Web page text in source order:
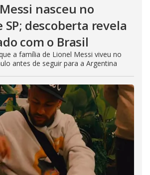
nasceu no
descoberta revela
com o Brasil
a família de Lionel Messi viveu no
antes de seguir para a Argentina